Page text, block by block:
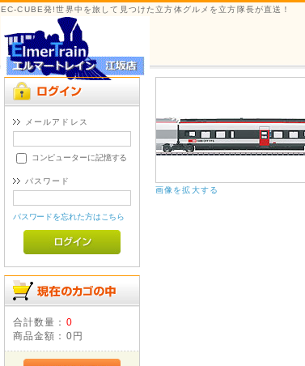
EC-CUBE発!世界中を旅して見つけた立方体グルメを立方隊長が直送！
メールアドレス
コンピューターに記憶する
パスワード
パスワードを忘れた方はこちら
合計数量： 0
商品金額： 0円
画像を拡大する